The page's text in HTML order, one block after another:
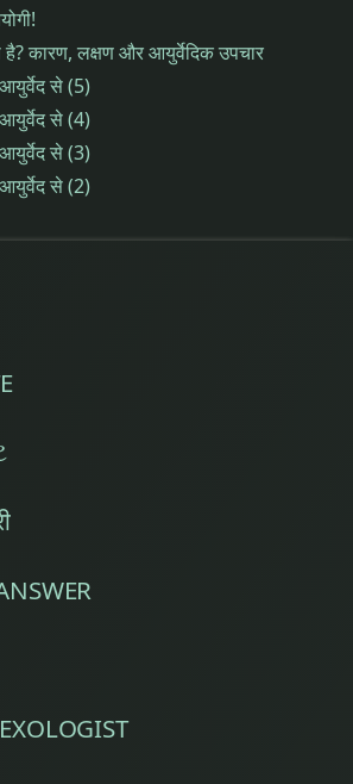
है? कारण, लक्षण और आयुर्वेदिक उपचार
से (5)
से (4)
से (3)
से (2)